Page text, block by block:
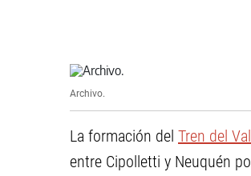
Archivo.
La formación del Tren del
entre Cipolletti y Neuquén